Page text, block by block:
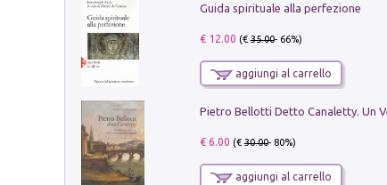
Guida spirituale alla perfezione
€ 12.00 (€35.00- 66%)
aggiungi al carrello
€ 6.00 (€30.00- 80%)
aggiungi al carrello